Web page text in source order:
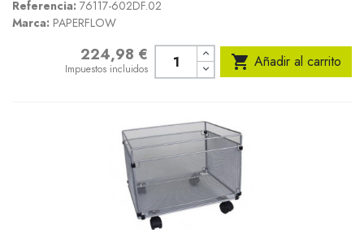
Referencia: 76117-602DF.02
Marca: PAPERFLOW
Precio
224,98 €
Impuestos incluidos  Añadir al carrito